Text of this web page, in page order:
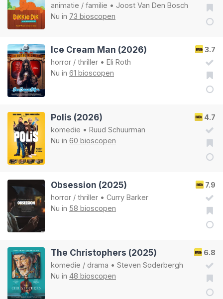
animatie / familie • Joost Van Den Bosch
Nu in 73 bioscopen
3.7
Ice Cream Man (2026)
horror / thriller • Eli Roth
Nu in 61 bioscopen
4.7
Polis (2026)
komedie • Ruud Schuurman
Nu in 60 bioscopen
7.9
Obsession (2025)
horror / thriller • Curry Barker
Nu in 58 bioscopen
6.8
The Christophers (2025)
komedie / drama • Steven Soderbergh
Nu in 48 bioscopen